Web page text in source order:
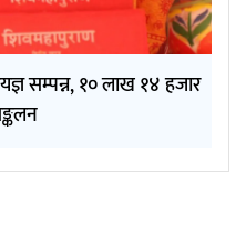
सम्पन्न, १० लाख १४ हजार